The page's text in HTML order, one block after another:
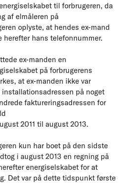
til forbrugeren, da
af elmåleren på
oplyste, at hendes ex-mand
herefter hans telefonnummer.
ex-manden en
på forbrugerens
at ex-manden ikke var
på noget
faktureringsadressen for
2011 til august 2013.
kun har boet på den sidste
i august 2013 en regning på
energiselskabet for at
Det var på dette tidspunkt første